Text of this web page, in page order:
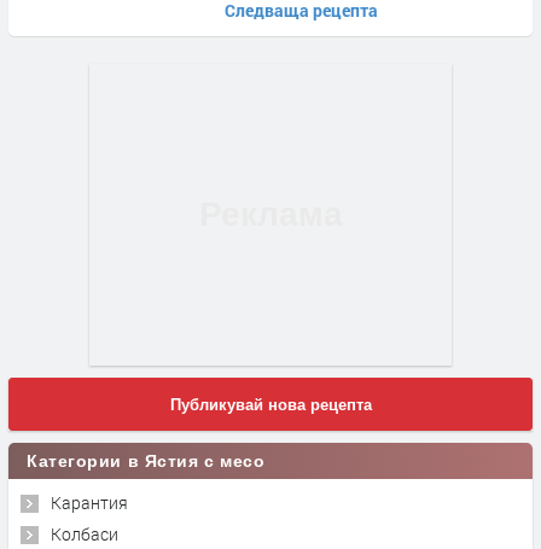
Следваща рецепта
Публикувай нова рецепта
Категории в Ястия с месо
Карантия
Колбаси